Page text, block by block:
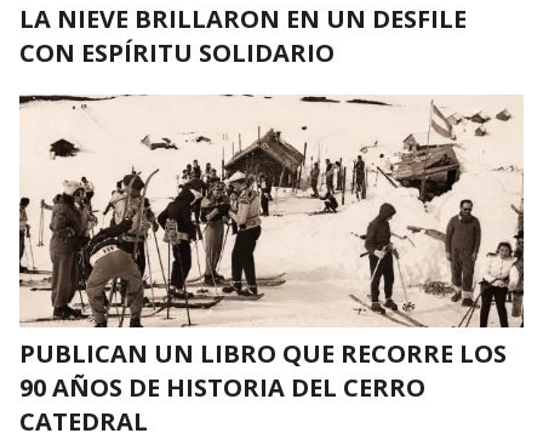
LA NIEVE BRILLARON EN UN DESFILE
CON ESPÍRITU SOLIDARIO
PUBLICAN UN LIBRO QUE RECORRE LOS
90 AÑOS DE HISTORIA DEL CERRO
CATEDRAL